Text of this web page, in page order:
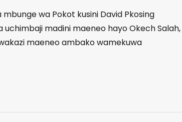
wa Pokot kusini David Pkosing
madini maeneo hayo Okech Salah,
maeneo ambako wamekuwa